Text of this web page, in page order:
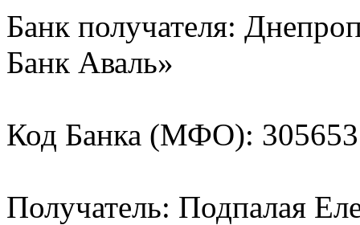
Банк получателя:
Банк Аваль»
Код Банка (МФО): 305653
Получатель: Подпалая